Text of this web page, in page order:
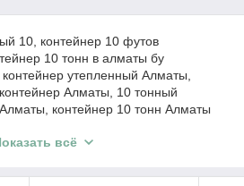
10, контейнер 10 футов
10 тонн в алматы бу
утепленный Алматы,
Алматы, 10 тонный
контейнер 10 тонн Алматы
утепленный, контейнер 10 тонн
10тн Алматы утепленная,
всё